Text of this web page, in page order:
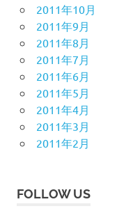
2011年10月
2011年9月
2011年8月
2011年7月
2011年6月
2011年5月
2011年4月
2011年3月
2011年2月
FOLLOW US